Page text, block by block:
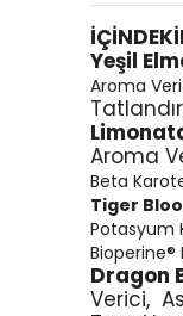
Yeşil
Aroma
Aroma
Beta
Tiger
Potasyum
Bioperine®
Dragon
Verici,